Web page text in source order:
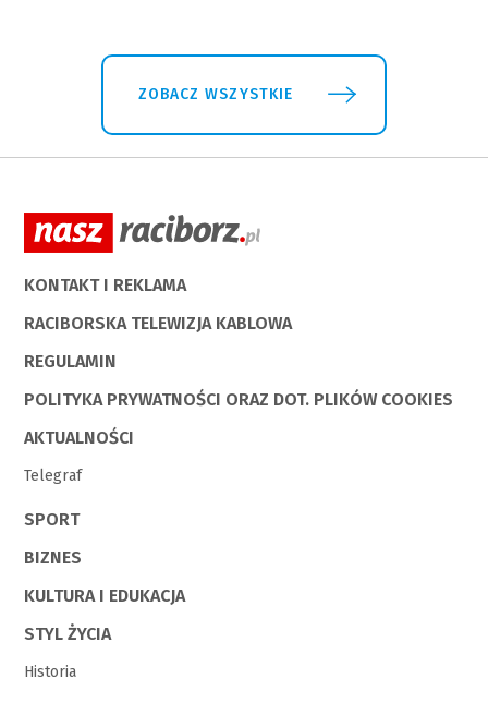
ZOBACZ WSZYSTKIE
KONTAKT I REKLAMA
RACIBORSKA TELEWIZJA KABLOWA
REGULAMIN
POLITYKA PRYWATNOŚCI ORAZ DOT. PLIKÓW COOKIES
AKTUALNOŚCI
Telegraf
SPORT
BIZNES
KULTURA I EDUKACJA
STYL ŻYCIA
Historia